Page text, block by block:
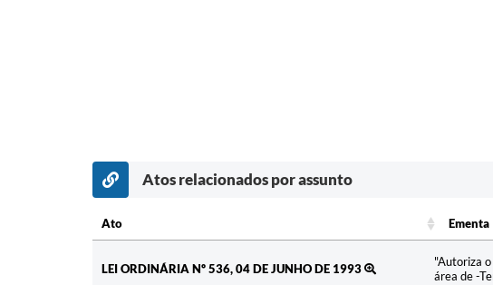
Atos relacionados por assunto
Ato Ementa
LEI ORDINÁRIA Nº 536, 04 DE JUNHO DE 1993
"Autoriza
área de -